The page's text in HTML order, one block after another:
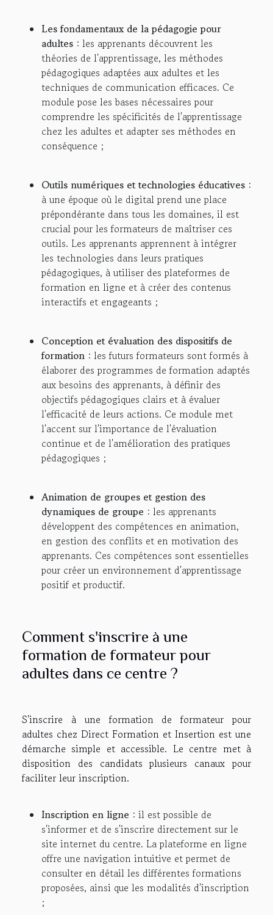
Les fondamentaux de la pédagogie pour
adultes : les apprenants découvrent les
théories de l'apprentissage, les méthodes
pédagogiques adaptées aux adultes et les
techniques de communication efficaces. Ce
module pose les bases nécessaires pour
comprendre les spécificités de l'apprentissage
chez les adultes et adapter ses méthodes en
conséquence ;
Outils numériques et technologies éducatives :
à une époque où le digital prend une place
prépondérante dans tous les domaines, il est
crucial pour les formateurs de maîtriser ces
outils. Les apprenants apprennent à intégrer
les technologies dans leurs pratiques
pédagogiques, à utiliser des plateformes de
formation en ligne et à créer des contenus
interactifs et engageants ;
Conception et évaluation des dispositifs de
formation : les futurs formateurs sont formés à
élaborer des programmes de formation adaptés
aux besoins des apprenants, à définir des
objectifs pédagogiques clairs et à évaluer
l'efficacité de leurs actions. Ce module met
l'accent sur l'importance de l'évaluation
continue et de l'amélioration des pratiques
pédagogiques ;
Animation de groupes et gestion des
dynamiques de groupe : les apprenants
développent des compétences en animation,
en gestion des conflits et en motivation des
apprenants. Ces compétences sont essentielles
pour créer un environnement d'apprentissage
positif et productif.
Comment s'inscrire à une
formation de formateur pour
adultes dans ce centre ?
S'inscrire à une formation de formateur pour
adultes chez Direct Formation et Insertion est une
démarche simple et accessible. Le centre met à
disposition des candidats plusieurs canaux pour
faciliter leur inscription.
Inscription en ligne : il est possible de
s'informer et de s'inscrire directement sur le
site internet du centre. La plateforme en ligne
offre une navigation intuitive et permet de
consulter en détail les différentes formations
proposées, ainsi que les modalités d'inscription
;